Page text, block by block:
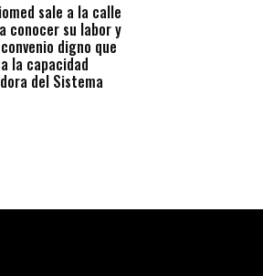
sale a la calle
conocer su labor y
digno que
la capacidad
del Sistema